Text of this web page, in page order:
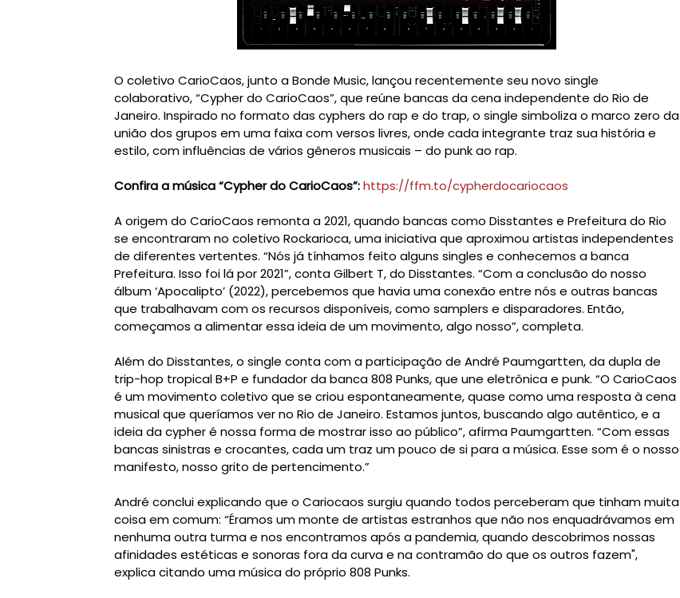
O coletivo CarioCaos, junto a Bonde Music, lançou recentemente seu novo single
colaborativo, “Cypher do CarioCaos”, que reúne bancas da cena independente do Rio de
Janeiro. Inspirado no formato das cyphers do rap e do trap, o single simboliza o marco zero da
união dos grupos em uma faixa com versos livres, onde cada integrante traz sua história e
estilo, com influências de vários gêneros musicais – do punk ao rap.
Confira a música “Cypher do CarioCaos”:https://ffm.to/cypherdocariocaos
A origem do CarioCaos remonta a 2021, quando bancas como Disstantes e Prefeitura do Rio
se encontraram no coletivo Rockarioca, uma iniciativa que aproximou artistas independentes
de diferentes vertentes. “Nós já tínhamos feito alguns singles e conhecemos a banca
Prefeitura. Isso foi lá por 2021”, conta Gilbert T, do Disstantes. “Com a conclusão do nosso
álbum ‘Apocalipto’ (2022), percebemos que havia uma conexão entre nós e outras bancas
que trabalhavam com os recursos disponíveis, como samplers e disparadores. Então,
começamos a alimentar essa ideia de um movimento, algo nosso”, completa.
Além do Disstantes, o single conta com a participação de André Paumgartten, da dupla de
trip-hop tropical B+P e fundador da banca 808 Punks, que une eletrônica e punk. “O CarioCaos
é um movimento coletivo que se criou espontaneamente, quase como uma resposta à cena
musical que queríamos ver no Rio de Janeiro. Estamos juntos, buscando algo autêntico, e a
ideia da cypher é nossa forma de mostrar isso ao público”, afirma Paumgartten. “Com essas
bancas sinistras e crocantes, cada um traz um pouco de si para a música. Esse som é o nosso
manifesto, nosso grito de pertencimento.”
André conclui explicando que o Cariocaos surgiu quando todos perceberam que tinham muita
coisa em comum: “Éramos um monte de artistas estranhos que não nos enquadrávamos em
nenhuma outra turma e nos encontramos após a pandemia, quando descobrimos nossas
afinidades estéticas e sonoras fora da curva e na contramão do que os outros fazem",
explica citando uma música do próprio 808 Punks.